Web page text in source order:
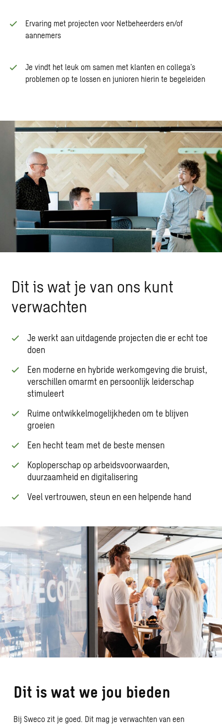
Ervaring met projecten voor Netbeheerders en/of
aannemers
Je vindt het leuk om samen met klanten en collega’s
problemen op te lossen en junioren hierin te begeleiden
Dit is wat je van ons kunt
verwachten
Je werkt aan uitdagende projecten die er echt toe
doen
Een moderne en hybride werkomgeving die bruist,
verschillen omarmt en persoonlijk leiderschap
stimuleert
Ruime ontwikkelmogelijkheden om te blijven
groeien
Een hecht team met de beste mensen
Koploperschap op arbeidsvoorwaarden,
duurzaamheid en digitalisering
Veel vertrouwen, steun en een helpende hand
Dit is wat we jou bieden
Bij Sweco zit je goed. Dit mag je verwachten van een